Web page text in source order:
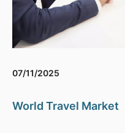
07/11/2025
World Travel Market